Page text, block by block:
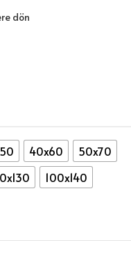
dön
40x60
50x70
100x140